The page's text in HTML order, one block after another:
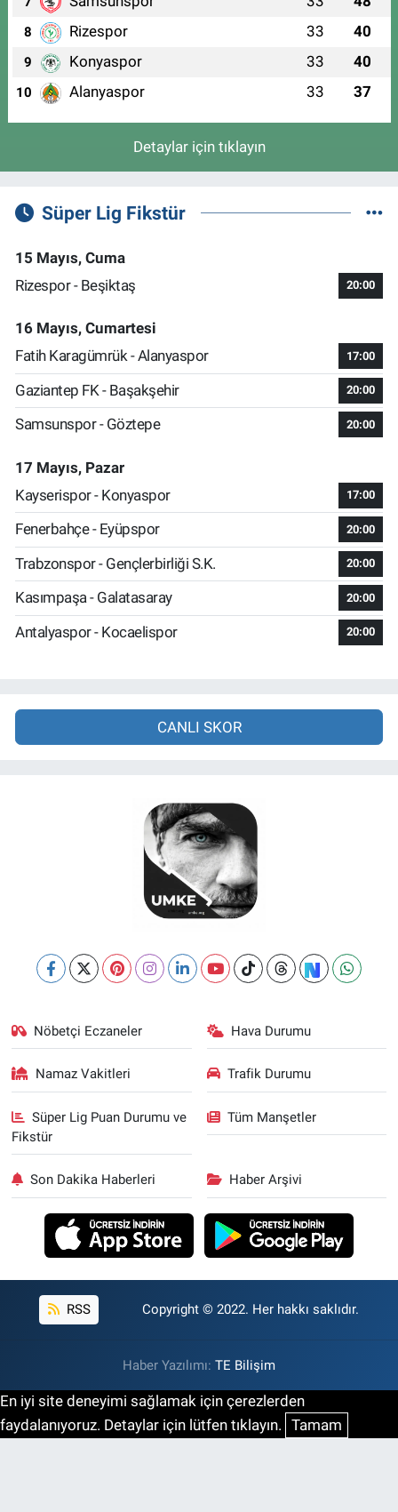
8 Rizespor 33 40
9 Konyaspor 33 40
10 Alanyaspor 33 37
Detaylar için tıklayın
Süper Lig Fikstür
15 Mayıs, Cuma
Rizespor - Beşiktaş
20:00
16 Mayıs, Cumartesi
Fatih Karagümrük - Alanyaspor
17:00
Gaziantep FK - Başakşehir 20:00
Samsunspor - Göztepe 20:00
17 Mayıs, Pazar
Kayserispor - Konyaspor
17:00
Fenerbahçe - Eyüpspor 20:00
Trabzonspor - Gençlerbirliği S.K. 20:00
Kasımpaşa - Galatasaray 20:00
Antalyaspor - Kocaelispor 20:00
CANLI SKOR
Nöbetçi Eczaneler Hava Durumu
Namaz Vakitleri Trafik Durumu
Süper Lig Puan Durumu ve
Fikstür
Tüm Manşetler
Son Dakika Haberleri Haber Arşivi
RSS Copyright © 2022. Her hakkı saklıdır.
Haber Yazılımı: TE Bilişim
En iyi site deneyimi sağlamak için çerezlerden
faydalanıyoruz. Detaylar için lütfen tıklayın. Tamam